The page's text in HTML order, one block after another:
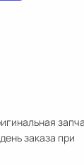
заказа при